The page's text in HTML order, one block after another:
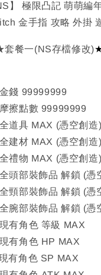
】 極限凸記 萌萌編
金手指 攻略 外掛
餐一(NS存檔修改)
錢 99999999
擦點數 99999999
道具 MAX (憑空創造)
建材 MAX (憑空創造)
禮物 MAX (憑空創造)
頭部裝飾品 解鎖 (憑
頸部裝飾品 解鎖 (憑
腕部裝飾品 解鎖 (憑
有角色 等級 MAX
有角色 HP MAX
有角色 SP MAX